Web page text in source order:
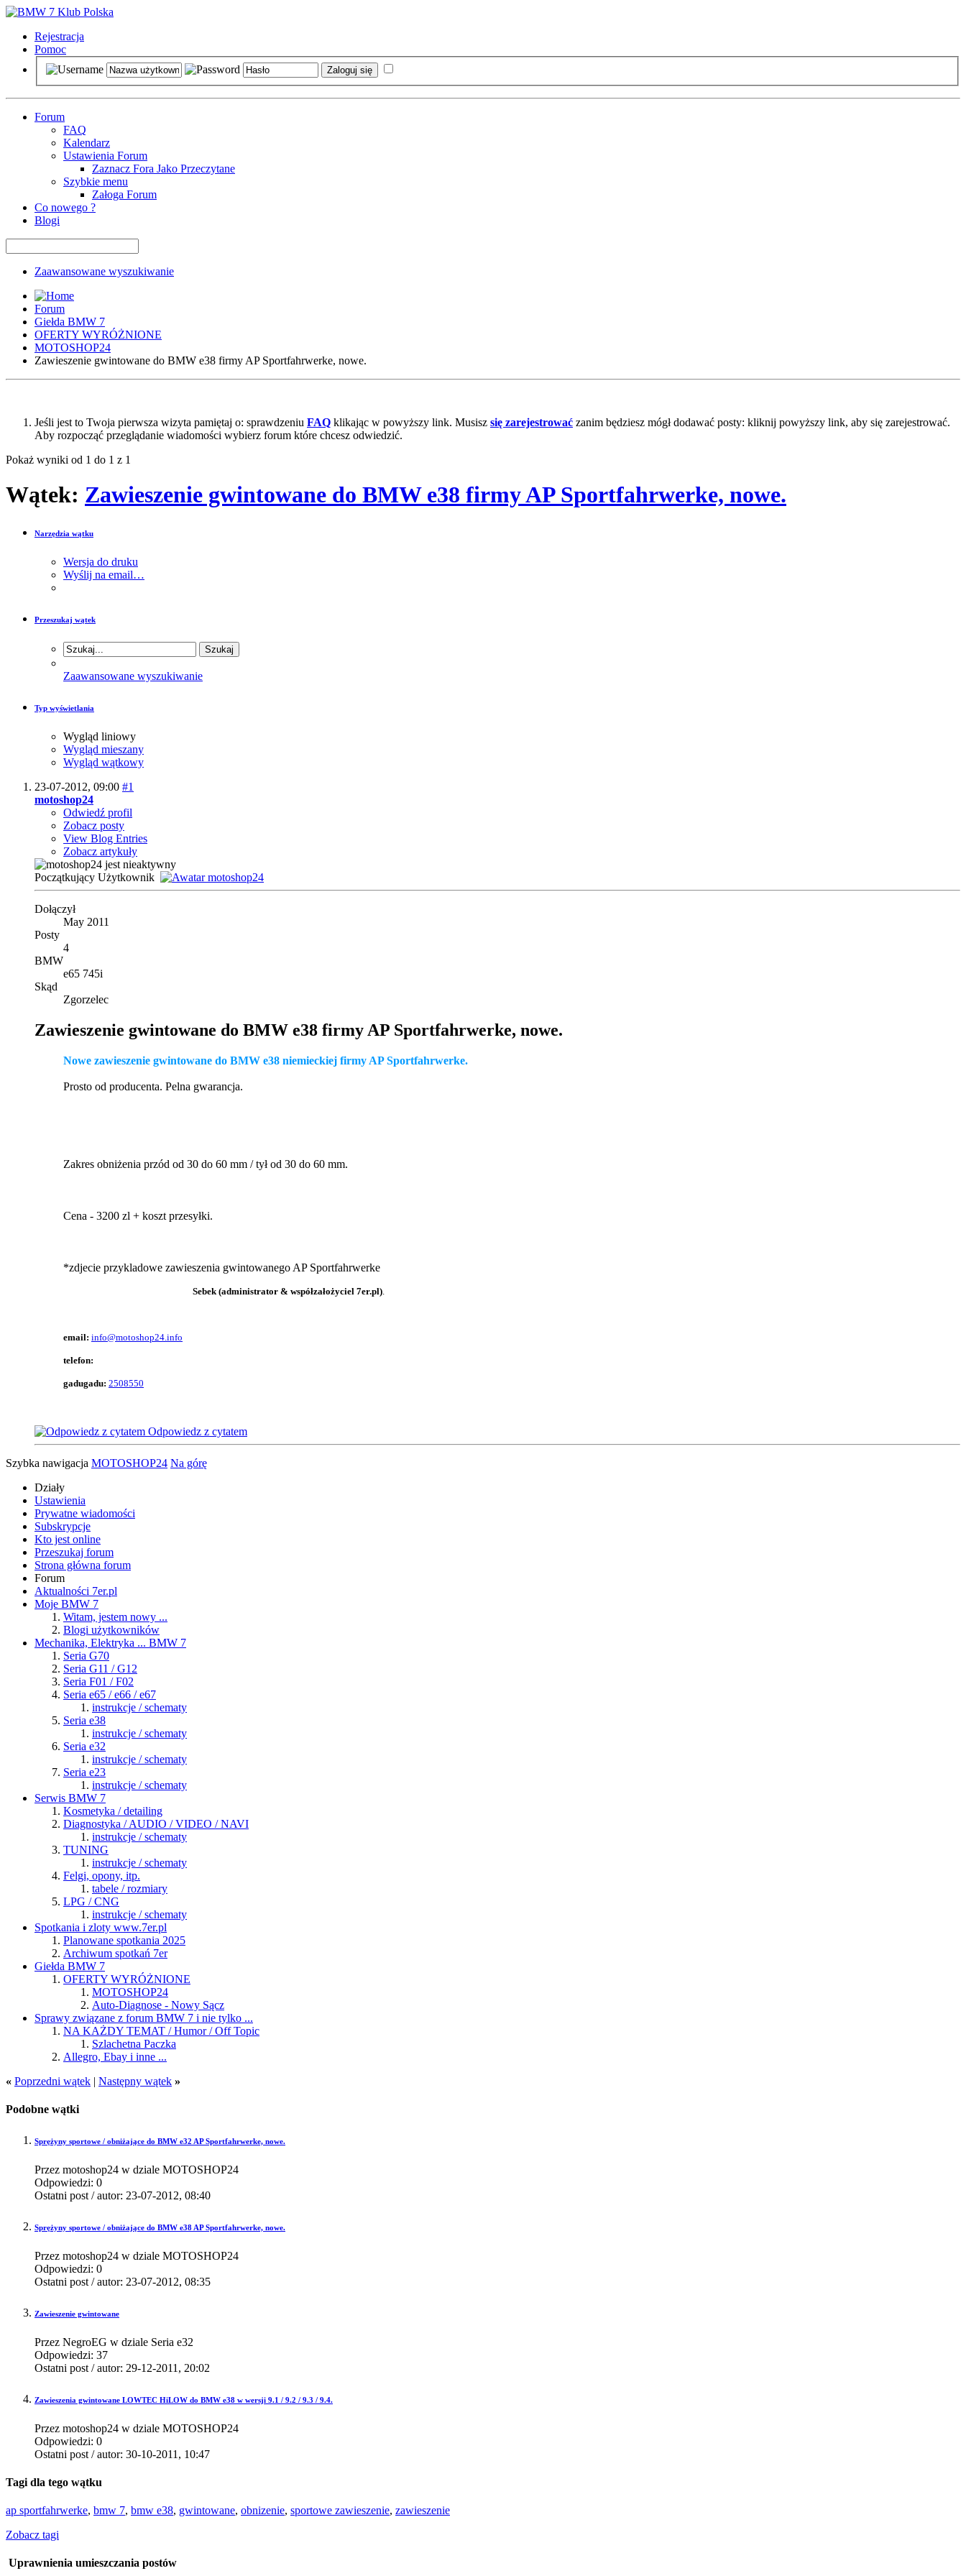
Rejestracja
Pomoc
Forum
FAQ
Kalendarz
Ustawienia Forum
Zaznacz Fora Jako Przeczytane
Szybkie menu
Załoga Forum
Co nowego ?
Blogi
Zaawansowane wyszukiwanie
Forum
Giełda BMW 7
OFERTY WYRÓŻNIONE
MOTOSHOP24
Zawieszenie gwintowane do BMW e38 firmy AP Sportfahrwerke, nowe.
Jeśli jest to Twoja pierwsza wizyta pamiętaj o: sprawdzeniu FAQ klikając w powyższy link. Musisz się zarejestrować zanim będziesz mógł dodawać posty: kliknij powyższy link, aby się zarejestrować.
Aby rozpocząć przeglądanie wiadomości wybierz forum które chcesz odwiedzić.
Pokaż wyniki od 1 do 1 z 1
Wątek: Zawieszenie gwintowane do BMW e38 firmy AP Sportfahrwerke, nowe.
Narzędzia wątku
Wersja do druku
Wyślij na email…
Przeszukaj wątek
Zaawansowane wyszukiwanie
Typ wyświetlania
Wygląd liniowy
Wygląd mieszany
Wygląd wątkowy
23-07-2012, 09:00 #1
motoshop24
Odwiedź profil
Zobacz posty
View Blog Entries
Zobacz artykuły
Początkujący Użytkownik
Dołączył
May 2011
Posty
4
BMW
e65 745i
Skąd
Zgorzelec
Zawieszenie gwintowane do BMW e38 firmy AP Sportfahrwerke, nowe.
Nowe zawieszenie gwintowane do BMW e38 niemieckiej firmy AP Sportfahrwerke.
Prosto od producenta. Pelna gwarancja.
Zakres obniżenia przód od 30 do 60 mm / tył od 30 do 60 mm.
Cena - 3200 zl + koszt przesyłki.
*zdjecie przykladowe zawieszenia gwintowanego AP Sportfahrwerke
Sebek (administrator & współzałożyciel 7er.pl)
email: info@motoshop24.info
telefon:
gadugadu: 2508550
Odpowiedz z cytatem
Szybka nawigacja MOTOSHOP24 Na górę
Działy
Ustawienia
Prywatne wiadomości
Subskrypcje
Kto jest online
Przeszukaj forum
Strona główna forum
Forum
Aktualności 7er.pl
Moje BMW 7
Witam, jestem nowy ...
Blogi użytkowników
Mechanika, Elektryka ... BMW 7
Seria G70
Seria G11 / G12
Seria F01 / F02
Seria e65 / e66 / e67
instrukcje / schematy
Seria e38
instrukcje / schematy
Seria e32
instrukcje / schematy
Seria e23
instrukcje / schematy
Serwis BMW 7
Kosmetyka / detailing
Diagnostyka / AUDIO / VIDEO / NAVI
instrukcje / schematy
TUNING
instrukcje / schematy
Felgi, opony, itp.
tabele / rozmiary
LPG / CNG
instrukcje / schematy
Spotkania i zloty www.7er.pl
Planowane spotkania 2025
Archiwum spotkań 7er
Giełda BMW 7
OFERTY WYRÓŻNIONE
MOTOSHOP24
Auto-Diagnose - Nowy Sącz
Sprawy związane z forum BMW 7 i nie tylko ...
NA KAŻDY TEMAT / Humor / Off Topic
Szlachetna Paczka
Allegro, Ebay i inne ...
« Poprzedni wątek | Następny wątek »
Podobne wątki
Sprężyny sportowe / obniżające do BMW e32 AP Sportfahrwerke, nowe.
Przez motoshop24 w dziale MOTOSHOP24
Odpowiedzi: 0
Ostatni post / autor: 23-07-2012, 08:40
Sprężyny sportowe / obniżające do BMW e38 AP Sportfahrwerke, nowe.
Przez motoshop24 w dziale MOTOSHOP24
Odpowiedzi: 0
Ostatni post / autor: 23-07-2012, 08:35
Zawieszenie gwintowane
Przez NegroEG w dziale Seria e32
Odpowiedzi: 37
Ostatni post / autor: 29-12-2011, 20:02
Zawieszenia gwintowane LOWTEC HiLOW do BMW e38 w wersji 9.1 / 9.2 / 9.3 / 9.4.
Przez motoshop24 w dziale MOTOSHOP24
Odpowiedzi: 0
Ostatni post / autor: 30-10-2011, 10:47
Tagi dla tego wątku
ap sportfahrwerke, bmw 7, bmw e38, gwintowane, obnizenie, sportowe zawieszenie, zawieszenie
Zobacz tagi
Uprawnienia umieszczania postów